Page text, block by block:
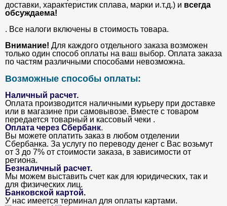
доставки, характеристик сплава, марки и.т.д.) и всегда
обсуждаема!
. Все налоги включены в стоимость товара.
Внимание! Для каждого отдельного заказа возможен
только один способ оплаты на ваш выбор. Оплата заказа
по частям различными способами невозможна.
Возможные способы оплаты:
Наличный расчет.
Оплата производится наличными курьеру при доставке
или в магазине при самовывозе. Вместе с товаром
передается товарный и кассовый чеки .
Оплата через Сбербанк.
Вы можете оплатить заказ в любом отделении
Сбербанка. За услугу по переводу денег с Вас возьмут
от 3 до 7% от стоимости заказа, в зависимости от
региона.
Безналичный расчет.
Мы можем выставить счет как для юридических, так и
для физических лиц.
Банковской картой.
У нас имеется терминал для оплаты картами.